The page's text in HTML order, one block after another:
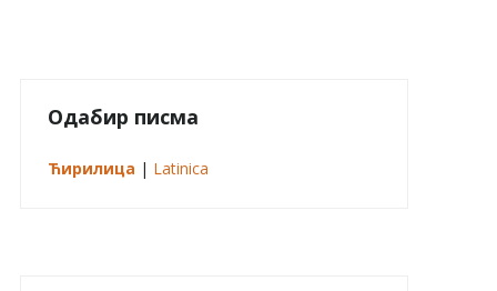
Одабир писма
Ћирилица | Latinica